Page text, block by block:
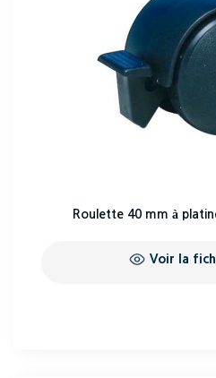
Roulette 40 mm à
Voir la